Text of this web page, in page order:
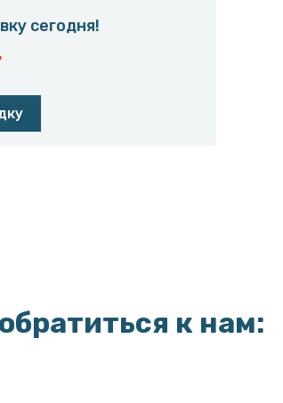
сегодня!
обратиться к нам: